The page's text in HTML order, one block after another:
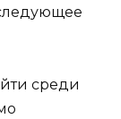
среди